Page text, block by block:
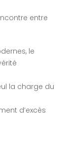
entre
le
la charge du
d’excès